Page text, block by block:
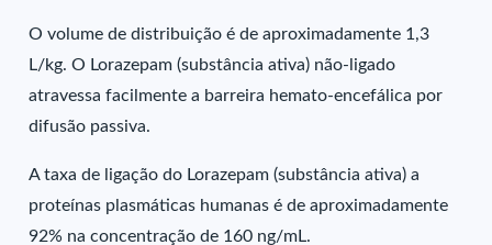
O volume de distribuição é de aproximadamente 1,3
L/kg. O Lorazepam (substância ativa) não-ligado
atravessa facilmente a barreira hemato-encefálica por
difusão passiva.
A taxa de ligação do Lorazepam (substância ativa) a
proteínas plasmáticas humanas é de aproximadamente
92% na concentração de 160 ng/mL.